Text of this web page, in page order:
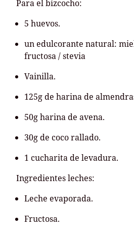
Para el bizcocho:
5 huevos.
un edulcorante natural:
fructosa / stevia
Vainilla.
125g de harina de
50g harina de avena.
30g de coco rallado.
1 cucharita de levadura.
Ingredientes leches:
Leche evaporada.
Fructosa.